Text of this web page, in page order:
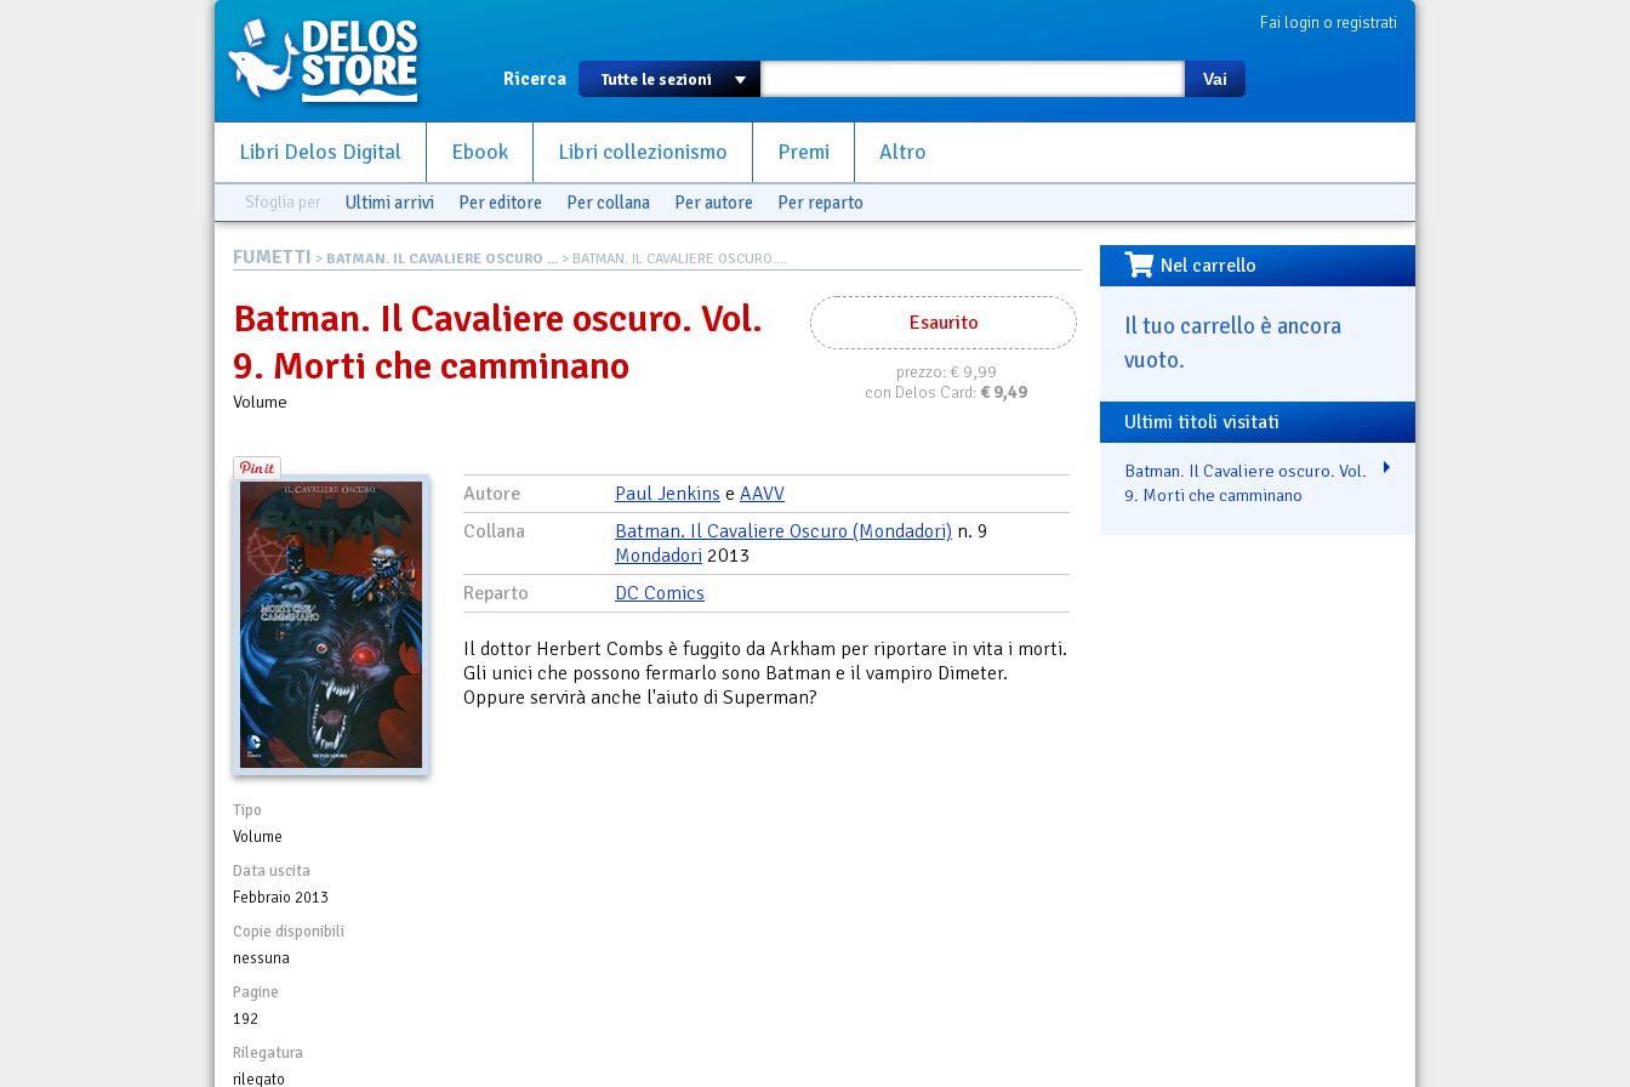
Fai login o registrati
Ricerca Vai
Libri Delos Digital Ebook Libri collezionismo Premi Altro
Sfoglia per Ultimi arrivi Per editore Per collana Per autore Per reparto
FUMETTI > BATMAN. IL CAVALIERE OSCURO ... > BATMAN. IL CAVALIERE OSCURO....
Esaurito
prezzo:€ 9,99
con Delos Card: € 9,49
Batman. Il Cavaliere oscuro. Vol.
9. Morti che camminano
Volume
Tipo
Volume
Data uscita
Febbraio 2013
Copie disponibili
nessuna
Pagine
192
Rilegatura
rilegato
Autore Paul Jenkins e AAVV
Collana
Batman. Il Cavaliere Oscuro (Mondadori) n. 9
Mondadori 2013
Reparto
DC Comics
Il dottor Herbert Combs è fuggito da Arkham per riportare in vita i morti.
Gli unici che possono fermarlo sono Batman e il vampiro Dimeter.
Oppure servirà anche l'aiuto di Superman?
Nel carrello
Il tuo carrello è ancora
vuoto.
Ultimi titoli visitati
Batman. Il Cavaliere oscuro. Vol.
9. Morti che camminano